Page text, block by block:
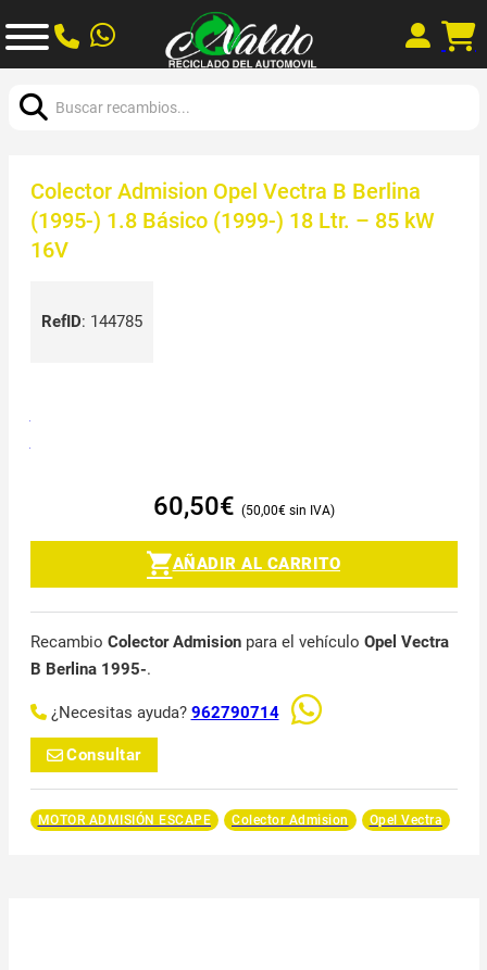
Colector Admision Opel Vectra B Berlina
(1995-) 1.8 Básico (1999-) 18 Ltr. – 85 kW
16V
RefID: 144785
60,50€ 50,00€
AÑADIR AL CARRITO
Recambio Colector Admisionpara el vehículo Opel Vectra
B Berlina 1995-.
¿Necesitas ayuda? 962790714
Consultar
MOTOR ADMISIÓN ESCAPE Colector Admision Opel Vectra